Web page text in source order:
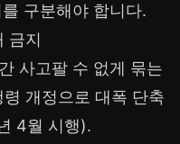
구분해야 합니다.
금지
사고팔 수 없게 묶는
개정으로 대폭 단축
4월 시행).